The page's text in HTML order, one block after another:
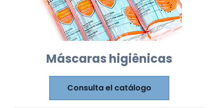
Máscaras higiênicas
Consulta el catálogo